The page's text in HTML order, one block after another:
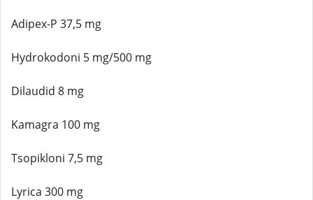
Adipex-P 37,5 mg
Hydrokodoni 5 mg/500 mg
Dilaudid 8 mg
Kamagra 100 mg
Tsopikloni 7,5 mg
Lyrica 300 mg